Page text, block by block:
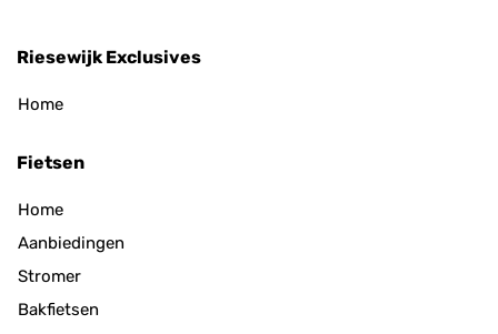
Riesewijk Exclusives
Home
Fietsen
Home
Aanbiedingen
Stromer
Bakfietsen